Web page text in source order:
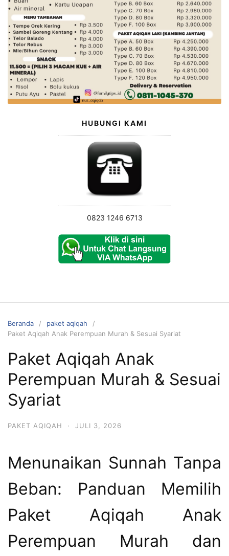
HUBUNGI KAMI
0823 1246 6713
Beranda
paket aqiqah
Paket Aqiqah Anak Perempuan Murah & Sesuai Syariat
Paket Aqiqah Anak
Perempuan Murah & Sesuai
Syariat
PAKET AQIQAH · JULI 3, 2026
Menunaikan Sunnah Tanpa
Beban: Panduan Memilih
Paket Aqiqah Anak
Perempuan Murah dan